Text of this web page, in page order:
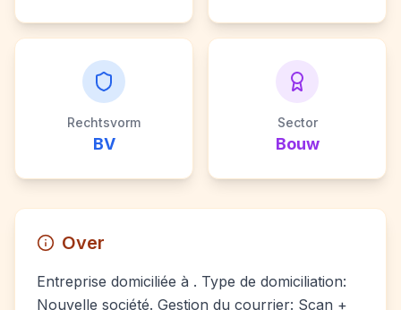
Rechtsvorm
BV
Sector
Bouw
Over
Entreprise domiciliée à . Type de domiciliation:
Nouvelle société. Gestion du courrier: Scan +